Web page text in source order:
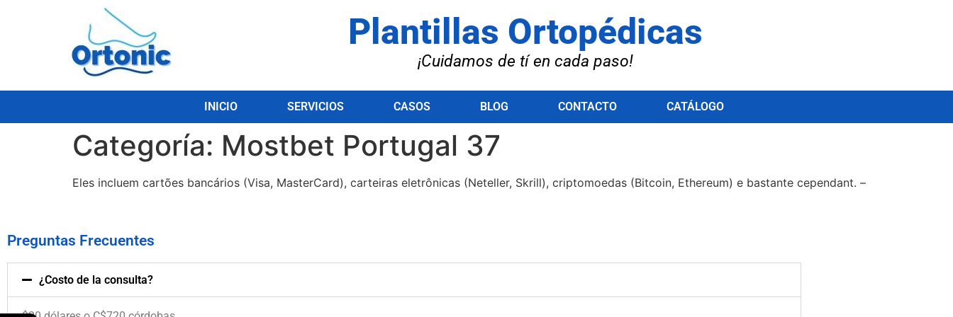
Plantillas Ortopédicas
¡Cuidamos de tí en cada paso!
INICIO SERVICIOS CASOS BLOG CONTACTO CATÁLOGO
Categoría: Mostbet Portugal 37
Eles incluem cartões bancários (Visa, MasterCard), carteiras eletrônicas (Neteller, Skrill), criptomoedas (Bitcoin, Ethereum) e bastante cependant. –
Preguntas Frecuentes
¿Costo de la consulta?